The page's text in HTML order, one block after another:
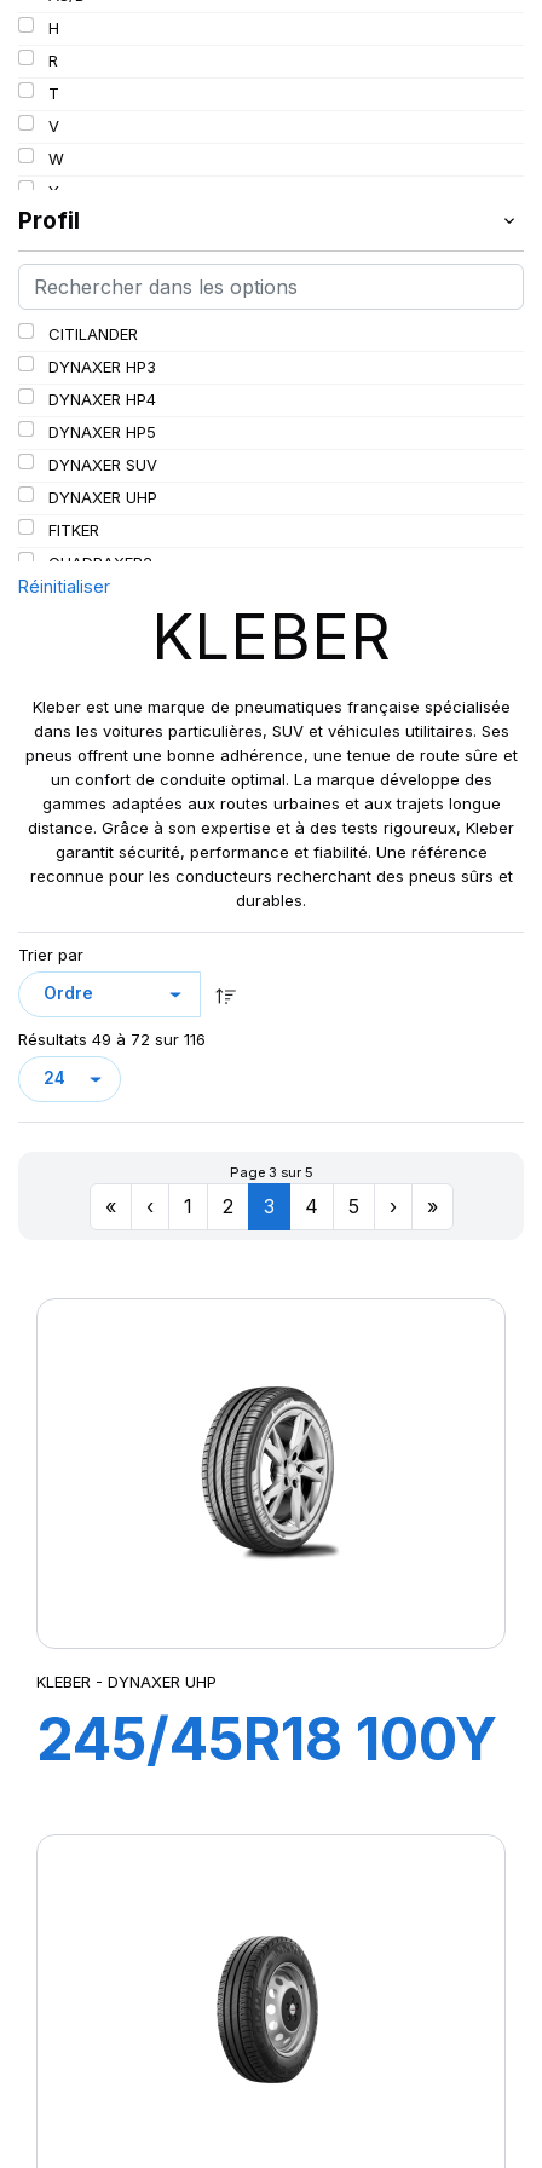
109/106
110/108
112A8/109B
114/111
115/113
116/113
116/114
127/127
144/141
H
R
T
V
W
Y
Profil
CITILANDER
DYNAXER HP3
DYNAXER HP4
DYNAXER HP5
DYNAXER SUV
DYNAXER UHP
FITKER
QUADRAXER2
SUP 8L
XL DYNAXER UHP
Réinitialiser
KLEBER
Kleber est une marque de pneumatiques française spécialisée
dans les voitures particulières, SUV et véhicules utilitaires. Ses
pneus offrent une bonne adhérence, une tenue de route sûre et
un confort de conduite optimal. La marque développe des
gammes adaptées aux routes urbaines et aux trajets longue
distance. Grâce à son expertise et à des tests rigoureux, Kleber
garantit sécurité, performance et fiabilité. Une référence
reconnue pour les conducteurs recherchant des pneus sûrs et
durables.
Trier par
Résultats 49 à 72 sur 116
Page 3 sur 5
« ‹ 1 2 3 4 5 › »
KLEBER - DYNAXER UHP
245/45R18 100Y